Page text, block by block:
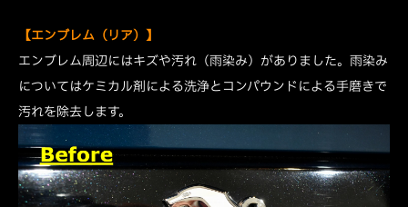
【エンブレム（リア）】
エンブレム周辺にはキズや汚れ（雨染み）がありました。雨染み
についてはケミカル剤による洗浄とコンパウンドによる手磨きで
汚れを除去します。